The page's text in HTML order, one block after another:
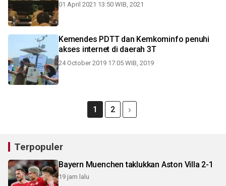
01 April 2021 13:50 WIB, 2021
Kemendes PDTT dan Kemkominfo penuhi
akses internet di daerah 3T
24 October 2019 17:05 WIB, 2019
1 2
Terpopuler
Bayern Muenchen taklukkan Aston Villa 2-1
19 jam lalu